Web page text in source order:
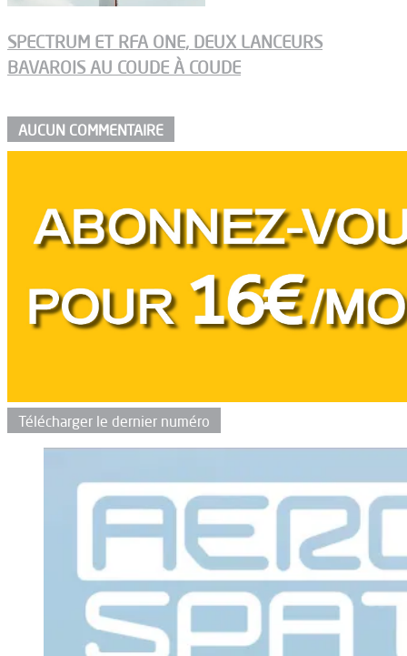
SPECTRUM ET RFA ONE, DEUX LANCEURS
BAVAROIS AU COUDE À COUDE
AUCUN COMMENTAIRE
Télécharger le dernier numéro